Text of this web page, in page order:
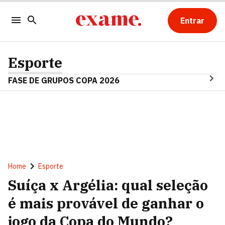
Entrar
Esporte
FASE DE GRUPOS COPA 2026
Home Esporte
Suíça x Argélia: qual seleção
é mais provável de ganhar o
jogo da Copa do Mundo?